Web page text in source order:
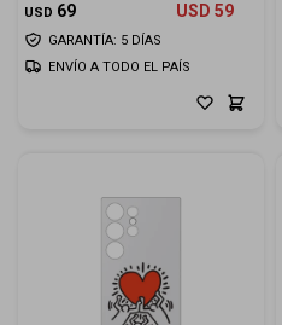
USD 69 USD 59
GARANTÍA: 5 DÍAS
ENVÍO A TODO EL PAÍS